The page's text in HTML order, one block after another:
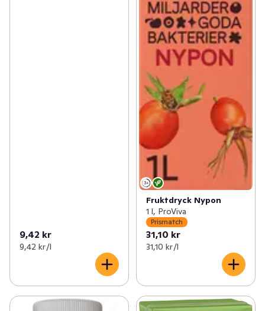
9,42 kr
9,42 kr /l
Fruktdryck Nypon
1 l, ProViva
Prismatch
31,10 kr
31,10 kr /l